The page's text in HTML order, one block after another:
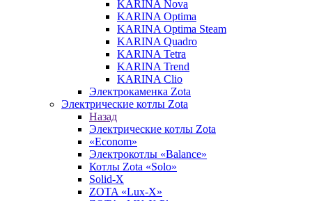
KARINA Nova
KARINA Optima
KARINA Optima Steam
KARINA Quadro
KARINA Tetra
KARINA Trend
KARINA Clio
Электрокаменка Zota
Электрические котлы Zota
Назад
Электрические котлы Zota
«Econom»
Электрокотлы «Balance»
Котлы Zota «Solo»
Solid-X
ZOTA «Lux-X»